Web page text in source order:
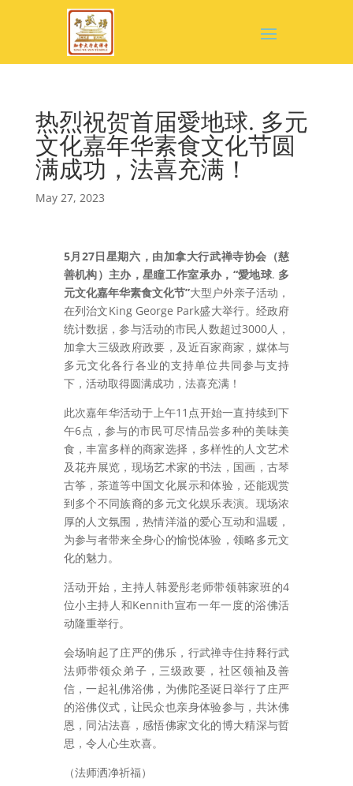
热烈祝贺首届愛地球. 多元
文化嘉年华素食文化节圆
满成功，法喜充满！
May 27, 2023
5月27日星期六，由加拿大行武禅寺协会（慈
善机构）主办，星瞳工作室承办，“愛地球. 多
元文化嘉年华素食文化节”大型户外亲子活动 ，
在列治文King George Park盛大举行。经政府
统计数据，参与活动的市民人数超过3000人，
加拿大三级政府政要，及近百家商家，媒体与
多元文化各行各业的支持单位共同参与支持
下，活动取得圆满成功，法喜充满！
此次嘉年华活动于上午11点开始一直持续到下
午6点，参与的市民可尽情品尝多种的美味美
食，丰富多样的商家选择，多样性的人文艺术
及花卉展览，现场艺术家的书法，国画，古琴
古筝，茶道等中国文化展示和体验，还能观赏
到多个不同族裔的多元文化娱乐表演。现场浓
厚的人文氛围，热情洋溢的爱心互动和温暖，
为参与者带来全身心的愉悦体验，领略多元文
化的魅力。
活动开始，主持人韩爱彤老师带领韩家班的4
位小主持人和Kennith宣布一年一度的浴佛活
动隆重举行。
会场响起了庄严的佛乐，行武禅寺住持释行武
法师带领众弟子，三级政要，社区领袖及善
信，一起礼佛浴佛，为佛陀圣诞日举行了庄严
的浴佛仪式，让民众也亲身体验参与，共沐佛
恩，同沾法喜，感悟佛家文化的博大精深与哲
思，令人心生欢喜。
（法师洒净祈福）